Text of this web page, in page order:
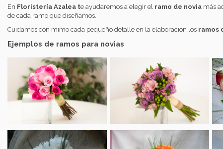
En Floristería Azalea te ayudaremos a elegir el ramo de novia más
de cada ramo que diseñamos.
Cuidamos con mimo cada pequeño detalle en la elaboración los ramos
Ejemplos de ramos para novias